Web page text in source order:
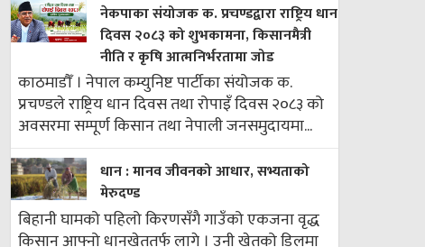
नेकपाका संयोजक क. प्रचण्डद्वारा राष्ट्रिय धान
दिवस २०८३ को शुभकामना, किसानमैत्री
नीति र कृषि आत्मनिर्भरतामा जोड
काठमाडौँ । नेपाल कम्युनिष्ट पार्टीका संयोजक क.
प्रचण्डले राष्ट्रिय धान दिवस तथा रोपाइँ दिवस २०८३ को
अवसरमा सम्पूर्ण किसान तथा नेपाली जनसमुदायमा...
धान : मानव जीवनको आधार, सभ्यताको
मेरुदण्ड
बिहानी घामको पहिलो किरणसँगै गाउँको एकजना वृद्ध
किसान आफ्नो धानखेततर्फ लागे । उनी खेतको डिलमा